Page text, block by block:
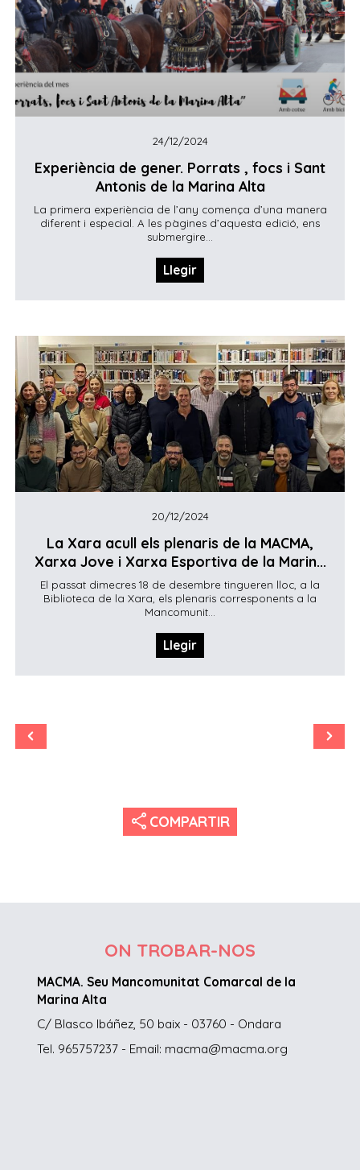
24/12/2024
Experiència de gener. Porrats , focs i Sant
Antonis de la Marina Alta
La primera experiència de l’any comença d’una manera
diferent i especial. A les pàgines d’aquesta edició, ens
submergire...
Llegir
20/12/2024
La Xara acull els plenaris de la MACMA,
Xarxa Jove i Xarxa Esportiva de la Marin...
El passat dimecres 18 de desembre tingueren lloc, a la
Biblioteca de la Xara, els plenaris corresponents a la
Mancomunit...
Llegir
share COMPARTIR
ON TROBAR-NOS
MACMA. Seu Mancomunitat Comarcal de la
Marina Alta
C/ Blasco Ibáñez, 50 baix - 03760 - Ondara
Tel. 965757237 - Email: macma@macma.org